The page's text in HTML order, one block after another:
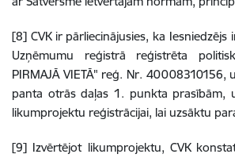
[8] CVK ir pārliecinājusies, ka Iesniedzējs
Uzņēmumu reģistrā reģistrēta
PIRMAJĀ VIETĀ" reģ. Nr. 40008310156,
panta otrās daļas 1. punkta prasībām,
likumprojektu reģistrācijai, lai uzsāktu
[9] Izvērtējot likumprojektu, CVK